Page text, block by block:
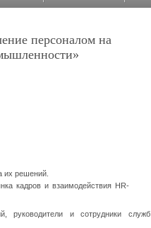
персоналом на
их решений.
кадров и взаимодействия HR-
руководители и сотрудники служб